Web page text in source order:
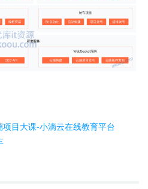
目大课-小滴云在线教育平台